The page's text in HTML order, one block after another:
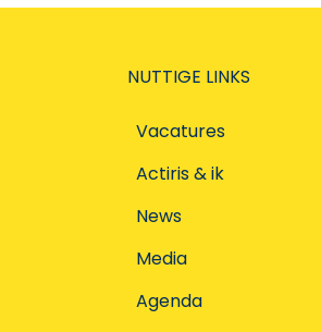
NUTTIGE LINKS
Vacatures
Actiris & ik
News
Media
Agenda